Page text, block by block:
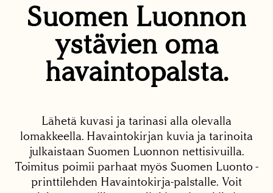
Suomen Luonnon
ystävien oma
havaintopalsta.
Lähetä kuvasi ja tarinasi alla olevalla
lomakkeella. Havaintokirjan kuvia ja tarinoita
julkaistaan Suomen Luonnon nettisivuilla.
Toimitus poimii parhaat myös Suomen Luonto -
printtilehden Havaintokirja-palstalle. Voit